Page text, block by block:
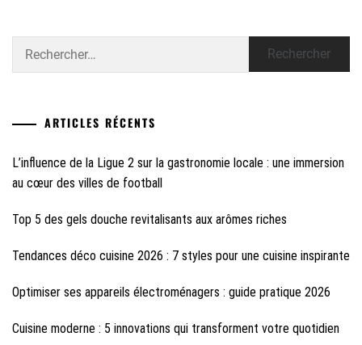
ARTICLES RÉCENTS
L’influence de la Ligue 2 sur la gastronomie locale : une immersion
au cœur des villes de football
Top 5 des gels douche revitalisants aux arômes riches
Tendances déco cuisine 2026 : 7 styles pour une cuisine inspirante
Optimiser ses appareils électroménagers : guide pratique 2026
Cuisine moderne : 5 innovations qui transforment votre quotidien